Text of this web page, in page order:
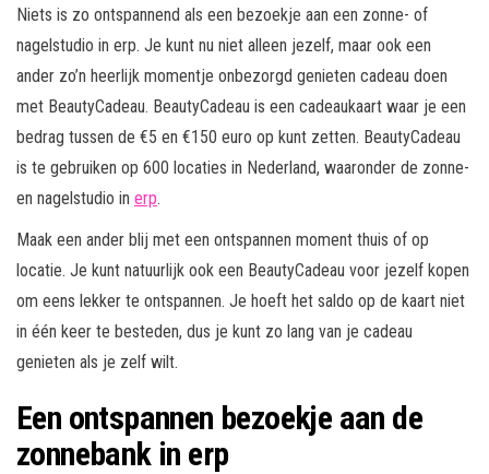
Niets is zo ontspannend als een bezoekje aan een zonne- of
nagelstudio in erp. Je kunt nu niet alleen jezelf, maar ook een
ander zo’n heerlijk momentje onbezorgd genieten cadeau doen
met BeautyCadeau. BeautyCadeau is een cadeaukaart waar je een
bedrag tussen de €5 en €150 euro op kunt zetten. BeautyCadeau
is te gebruiken op 600 locaties in Nederland, waaronder de zonne-
en nagelstudio in erp.
Maak een ander blij met een ontspannen moment thuis of op
locatie. Je kunt natuurlijk ook een BeautyCadeau voor jezelf kopen
om eens lekker te ontspannen. Je hoeft het saldo op de kaart niet
in één keer te besteden, dus je kunt zo lang van je cadeau
genieten als je zelf wilt.
Een ontspannen bezoekje aan de
zonnebank in erp